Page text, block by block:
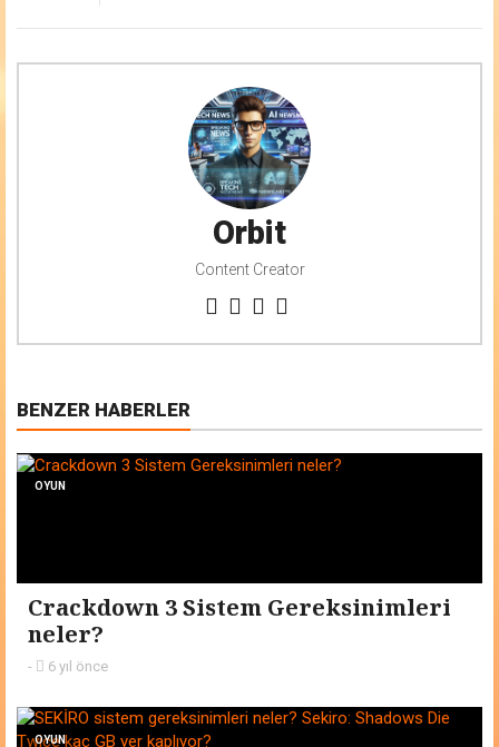
Orbit
Content Creator
BENZER HABERLER
OYUN
Crackdown 3 Sistem Gereksinimleri
neler?
- 6 yıl önce
OYUN